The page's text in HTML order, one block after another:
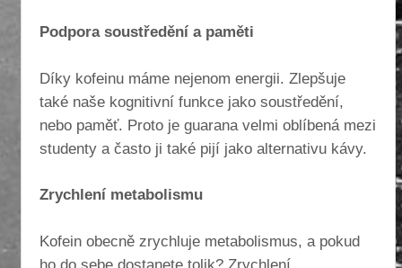
Podpora soustředění a paměti
Díky kofeinu máme nejenom energii. Zlepšuje
také naše kognitivní funkce jako soustředění,
nebo paměť. Proto je guarana velmi oblíbená mezi
studenty a často ji také pijí jako alternativu kávy.
Zrychlení metabolismu
Kofein obecně zrychluje metabolismus, a pokud